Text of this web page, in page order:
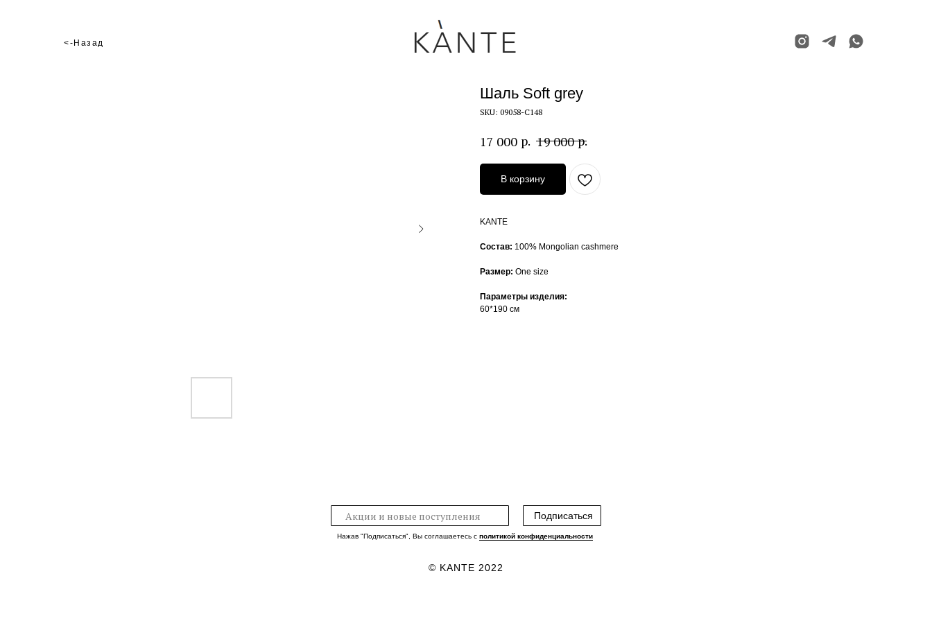
<-Назад
Шаль Soft grey
SKU: 09058-C148
17 000 р. 19 000 р.
В корзину
KANTE
Состав: 100% Mongolian cashmere
Размер: One size
Параметры изделия:
60*190 см
© KANTE 2022
Нажав "Подписаться", Вы соглашаетесь с политикой конфиденциальности
Подписаться